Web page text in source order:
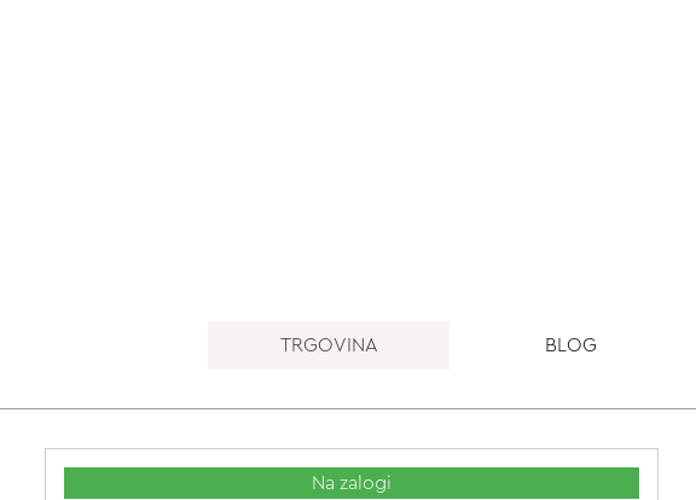
TRGOVINA BLOG
Na zalogi